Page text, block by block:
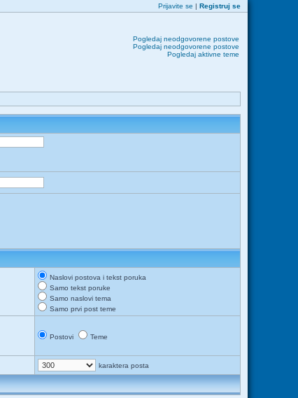
Prijavite se | Registruj se
Pogledaj neodgovorene postove
Pogledaj neodgovorene postove
Pogledaj aktivne teme
Naslovi postova i tekst poruka
Samo tekst poruke
Samo naslovi tema
Samo prvi post teme
Postovi Teme
karaktera posta